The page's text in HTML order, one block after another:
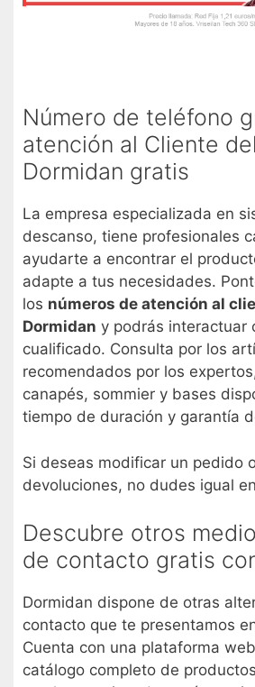
Número de teléfono
atención al Cliente
Dormidan gratis
La empresa especializada en
descanso, tiene profesionales
ayudarte a encontrar el
adapte a tus necesidades.
los números de atención al
Dormidan y podrás interactuar
cualificado. Consulta por los
recomendados por los
canapés, sommier y bases
tiempo de duración y garantía
Si deseas modificar un pedido
devoluciones, no dudes igual
Descubre otros
de contacto gratis
Dormidan dispone de otras
contacto que te presentamos
Cuenta con una plataforma
catálogo completo de